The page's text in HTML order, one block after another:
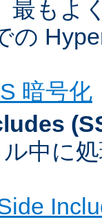
最もよ
の
暗号化
中に